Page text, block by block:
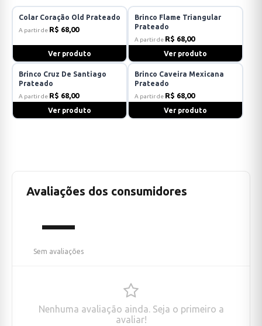
Colar Coração Old Prateado
A partir de R$ 68,00
Ver produto
Brinco Flame Triangular
Prateado
A partir de R$ 68,00
Ver produto
Brinco Cruz De Santiago
Prateado
A partir de R$ 68,00
Ver produto
Brinco Caveira Mexicana
Prateado
A partir de R$ 68,00
Ver produto
Avaliações dos consumidores
—
Sem avaliações
Nenhuma avaliação ainda. Seja o primeiro a
avaliar!